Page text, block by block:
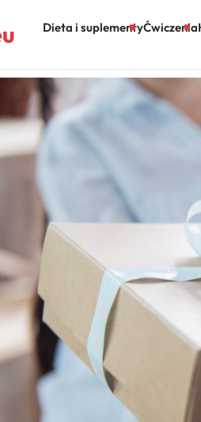
Dieta i suplementyĆwiczenia